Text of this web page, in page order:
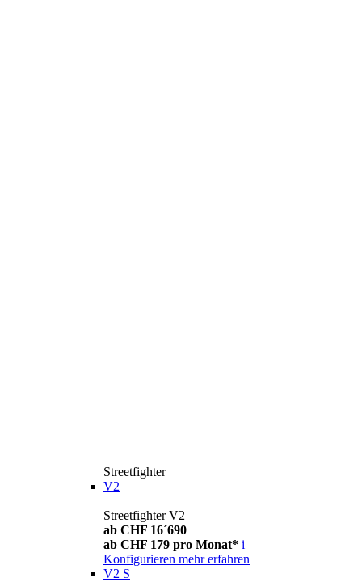
Streetfighter
V2
Streetfighter V2
ab CHF 16´690
ab CHF 179 pro Monat* i
Konfigurieren mehr erfahren
V2 S